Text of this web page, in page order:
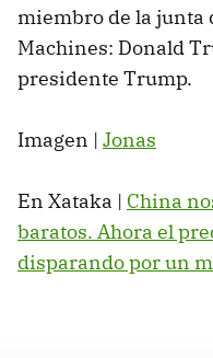
miembro de la junta
Machines: Donald
presidente Trump.
Imagen | Jonas
En Xataka | China
baratos. Ahora el
disparando por un